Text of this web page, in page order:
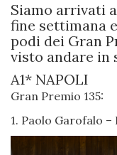
Siamo arrivati
fine settimana
podi dei Gran
visto andare in
A1* NAPOLI
Gran Premio 135:
1. Paolo Garofalo